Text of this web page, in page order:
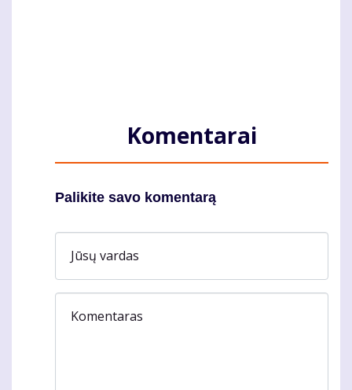
Komentarai
Palikite savo komentarą
Jūsų vardas
Komentaras